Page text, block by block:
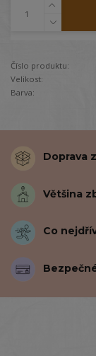
Číslo produktu:
Velikost:
Barva:
Doprava
Většina
Co